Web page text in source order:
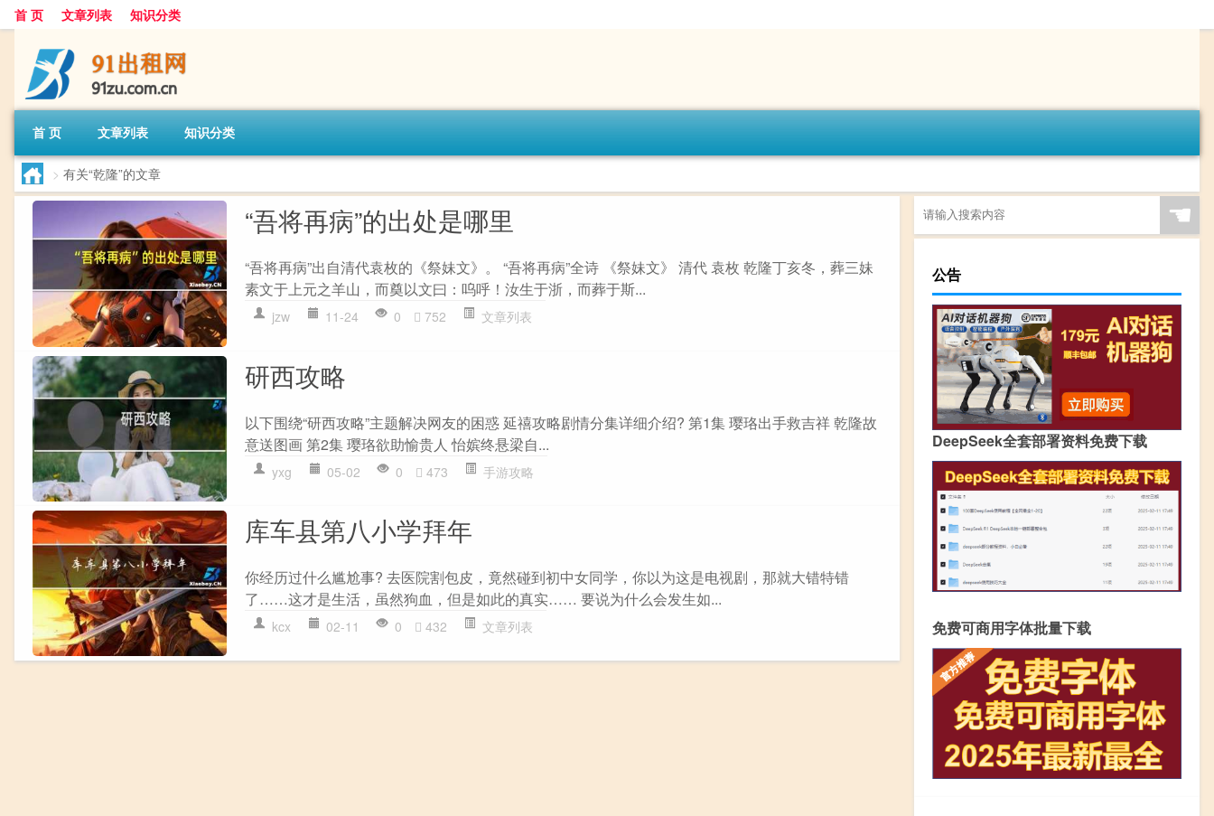
首 页 文章列表 知识分类
首 页 文章列表 知识分类
> 有关“乾隆”的文章
“吾将再病”的出处是哪里
“吾将再病”出自清代袁枚的《祭妹文》。 “吾将再病”全诗 《祭妹文》 清代 袁枚 乾隆丁亥冬，葬三妹
素文于上元之羊山，而奠以文曰：呜呼！汝生于浙，而葬于斯...
jzw 11-24 0 752 文章列表
研西攻略
以下围绕“研西攻略”主题解决网友的困惑 延禧攻略剧情分集详细介绍? 第1集 璎珞出手救吉祥 乾隆故
意送图画 第2集 璎珞欲助愉贵人 怡嫔终悬梁自...
yxg 05-02 0 473 手游攻略
库车县第八小学拜年
你经历过什么尴尬事? 去医院割包皮，竟然碰到初中女同学，你以为这是电视剧，那就大错特错
了……这才是生活，虽然狗血，但是如此的真实…… 要说为什么会发生如...
kcx 02-11 0 432 文章列表
☚
公告
DeepSeek全套部署资料免费下载
免费可商用字体批量下载